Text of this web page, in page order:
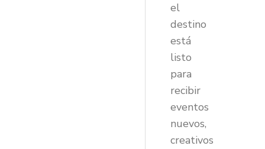
el
destino
está
listo
para
recibir
eventos
nuevos,
creativos